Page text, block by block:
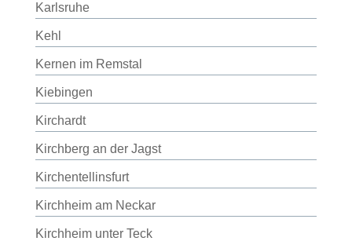
Karlsruhe
Kehl
Kernen im Remstal
Kiebingen
Kirchardt
Kirchberg an der Jagst
Kirchentellinsfurt
Kirchheim am Neckar
Kirchheim unter Teck